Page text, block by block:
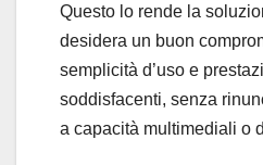
Questo lo rende la
desidera un buon
semplicità d’uso e
soddisfacenti, senza
a capacità multimediali o